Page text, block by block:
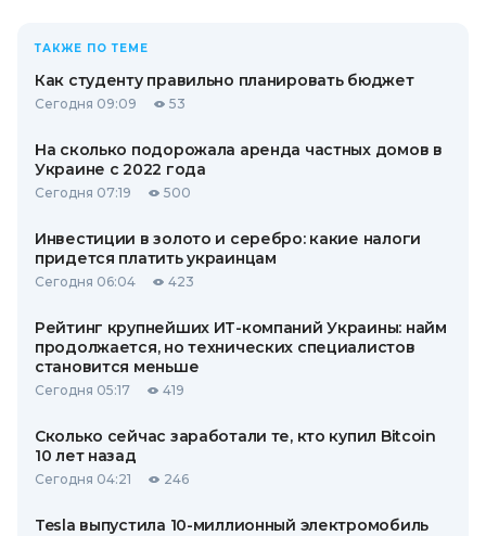
ТАКЖЕ ПО ТЕМЕ
Как студенту правильно планировать бюджет
Сегодня 09:09 53
На сколько подорожала аренда частных домов в
Украине с 2022 года
Сегодня 07:19 500
Инвестиции в золото и серебро: какие налоги
придется платить украинцам
Сегодня 06:04 423
Рейтинг крупнейших ИТ-компаний Украины: найм
продолжается, но технических специалистов
становится меньше
Сегодня 05:17 419
Сколько сейчас заработали те, кто купил Bitcoin
10 лет назад
Сегодня 04:21 246
Tesla выпустила 10-миллионный электромобиль